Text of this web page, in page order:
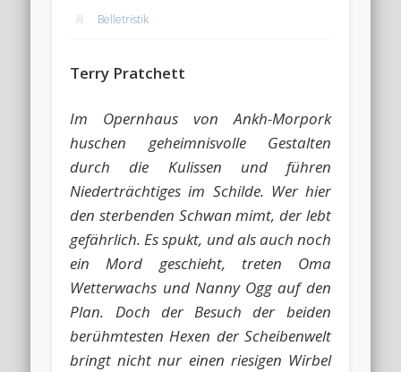
Belletristik
Terry Pratchett
Im Opernhaus von Ankh-Morpork
huschen geheimnisvolle Gestalten
durch die Kulissen und führen
Niederträchtiges im Schilde. Wer hier
den sterbenden Schwan mimt, der lebt
gefährlich. Es spukt, und als auch noch
ein Mord geschieht, treten Oma
Wetterwachs und Nanny Ogg auf den
Plan. Doch der Besuch der beiden
berühmtesten Hexen der Scheibenwelt
bringt nicht nur einen riesigen Wirbel